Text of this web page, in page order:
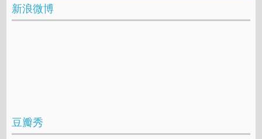
新浪微博
豆瓣秀